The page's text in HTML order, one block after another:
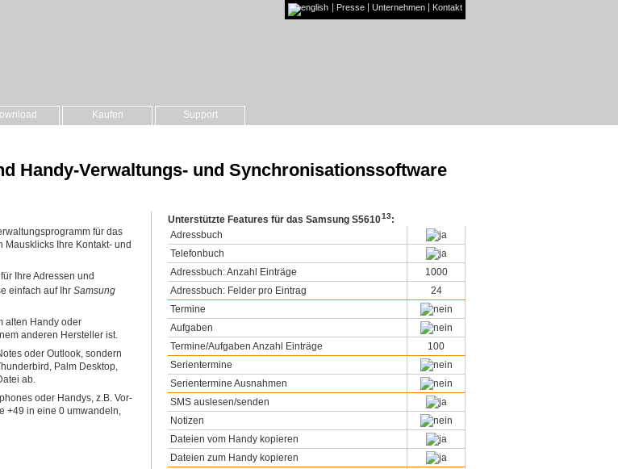
Kaufen Support
Presse Unternehmen Kontakt
Handy-Verwaltungs- und Synchronisationssoftware
für das
Ihre Kontakt- und
Ihre Adressen und
einfach auf Ihr Samsung
alten Handy oder
anderen Hersteller ist.
oder Outlook, sondern
Palm Desktop,
ab.
oder Handys, z.B. Vor-
+49 in eine 0 umwandeln,
Unterstützte Features für das Samsung S561013:
Adressbuch
Telefonbuch
Adressbuch: Anzahl Einträge
1000
Adressbuch: Felder pro Eintrag
24
Termine
Aufgaben
Termine/Aufgaben Anzahl Einträge
100
Serientermine
Serientermine Ausnahmen
SMS auslesen/senden
Notizen
Dateien vom Handy kopieren
Dateien zum Handy kopieren